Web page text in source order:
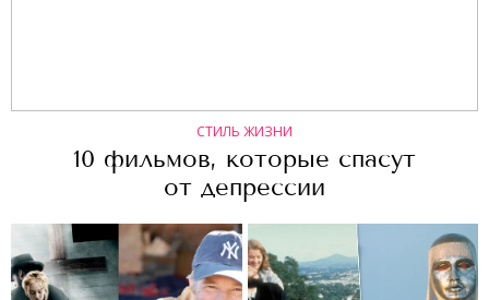
СТИЛЬ ЖИЗНИ
10 фильмов, которые спасут
от депрессии